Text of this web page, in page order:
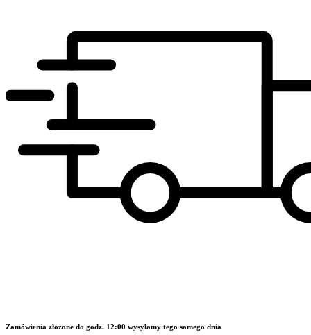
Zamówienia złożone do godz. 12:00 wysyłamy tego samego dnia